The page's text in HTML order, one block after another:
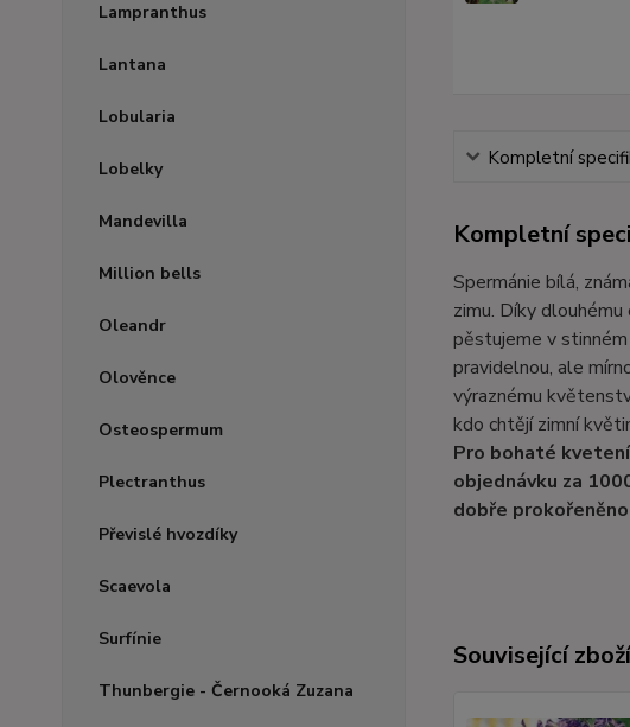
Lampranthus
Lantana
Lobularia
Lobelky
Mandevilla
Million bells
Oleandr
Olověnce
Osteospermum
Plectranthus
Převislé hvozdíky
Scaevola
Surfínie
Thunbergie - Černooká Zuzana
Kompletní
Kompletní
Spermánie bílá,
zimu. Díky
pěstujeme v
pravidelnou, ale
výraznému
kdo chtějí zimní
Pro bohaté
objednávku za
dobře
Související